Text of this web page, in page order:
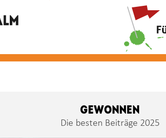
GEWONNEN
Die besten Beiträge 2025